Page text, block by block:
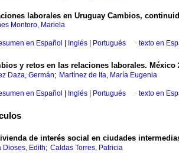
laborales en Uruguay Cambios,
Montoro, Mariela
en Español Inglés Portugués · texto en
y retos en las relaciones laborales. México
Daza, Germán; Martínez de Ita, María Eugenia
en Español Inglés Portugués · texto en
de interés social en ciudades
Dioses, Edith; Caldas Torres, Patricia